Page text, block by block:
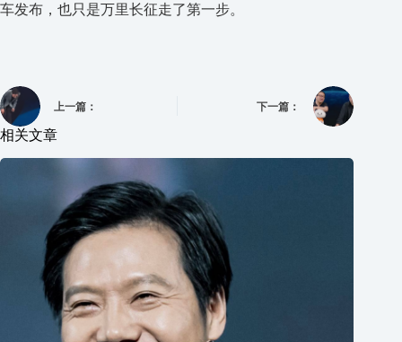
车发布，也只是万里长征走了第一步。
上一篇： 下一篇：
相关文章